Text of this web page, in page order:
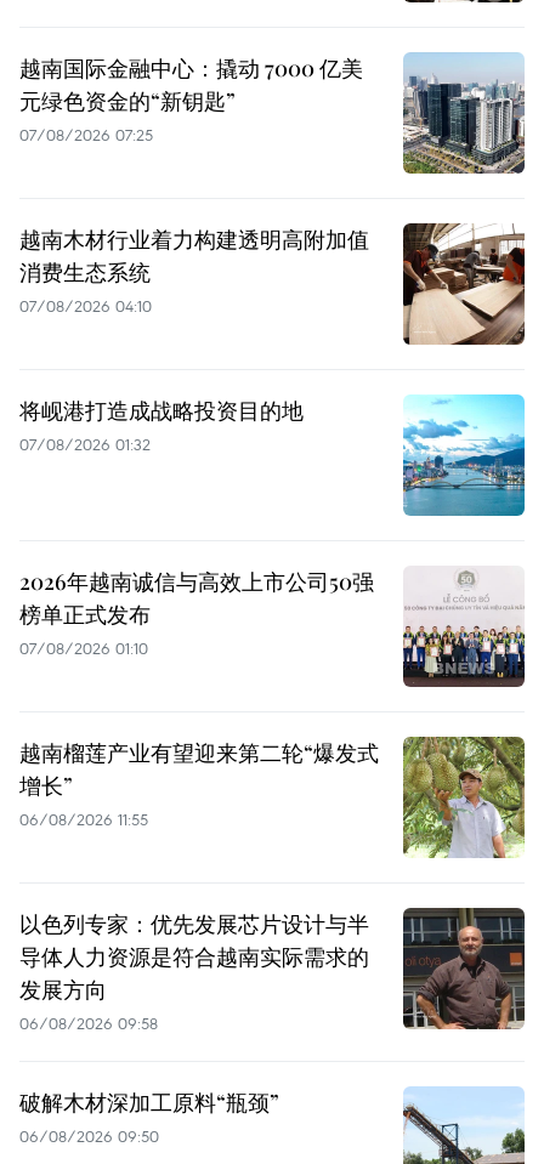
越南国际金融中心：撬动 7000 亿美
元绿色资金的“新钥匙”
07/08/2026 07:25
越南木材行业着力构建透明高附加值
消费生态系统
07/08/2026 04:10
将岘港打造成战略投资目的地
07/08/2026 01:32
2026年越南诚信与高效上市公司50强
榜单正式发布
07/08/2026 01:10
越南榴莲产业有望迎来第二轮“爆发式
增长”
06/08/2026 11:55
以色列专家：优先发展芯片设计与半
导体人力资源是符合越南实际需求的
发展方向
06/08/2026 09:58
破解木材深加工原料“瓶颈”
06/08/2026 09:50